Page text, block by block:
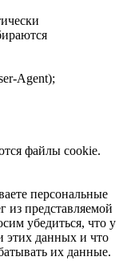
Agent);
файлы cookie.
персональные
представляемой
убедиться, что у
этих данных и что
их данные.